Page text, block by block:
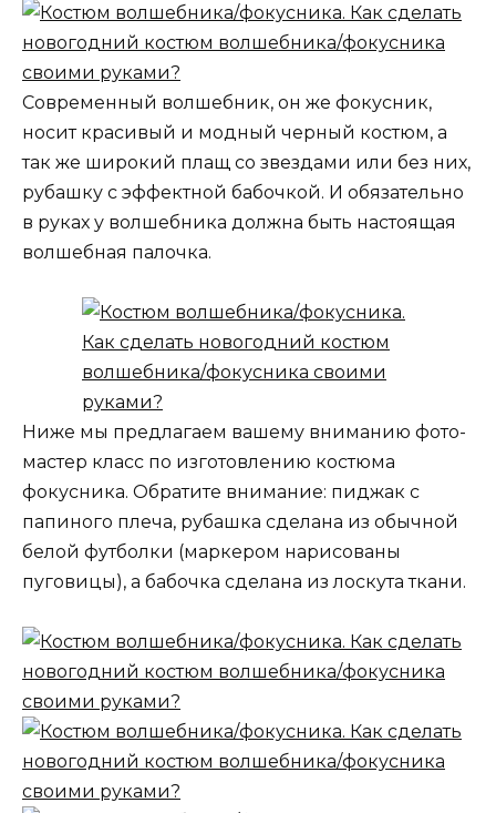
Современный волшебник, он же фокусник,
носит красивый и модный черный костюм, а
так же широкий плащ со звездами или без них,
рубашку с эффектной бабочкой. И обязательно
в руках у волшебника должна быть настоящая
волшебная палочка.
Ниже мы предлагаем вашему вниманию фото-
мастер класс по изготовлению костюма
фокусника. Обратите внимание: пиджак с
папиного плеча, рубашка сделана из обычной
белой футболки (маркером нарисованы
пуговицы), а бабочка сделана из лоскута ткани.